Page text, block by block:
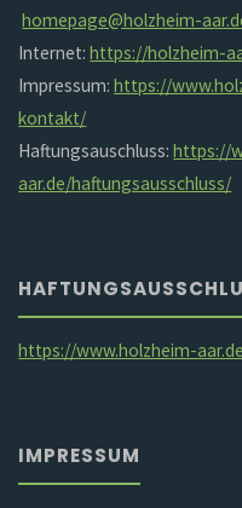
homepage@holzheim-
Internet:https://holzheim-
Impressum:https://
kontakt/
Haftungsauschluss:https://
aar.de/haftungsausschluss/
https://www.holzheim-
IMPRESSUM